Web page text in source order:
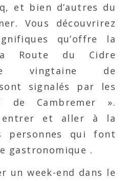
et bien d’autres du
Vous découvrirez
qu’offre la
Route du Cidre
vingtaine de
signalés par les
de Cambremer ».
entrer et aller à la
personnes qui font
gastronomique .
un week-end dans le